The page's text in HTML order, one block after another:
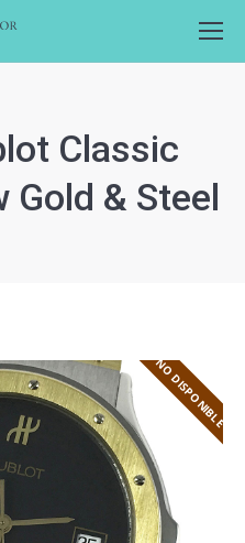
Classic
Gold & Steel
NO DISPONIBLE